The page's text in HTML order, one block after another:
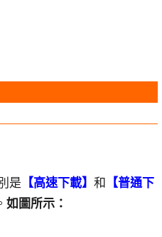
是 【高速下載】 和 【普通下
如圖所示：